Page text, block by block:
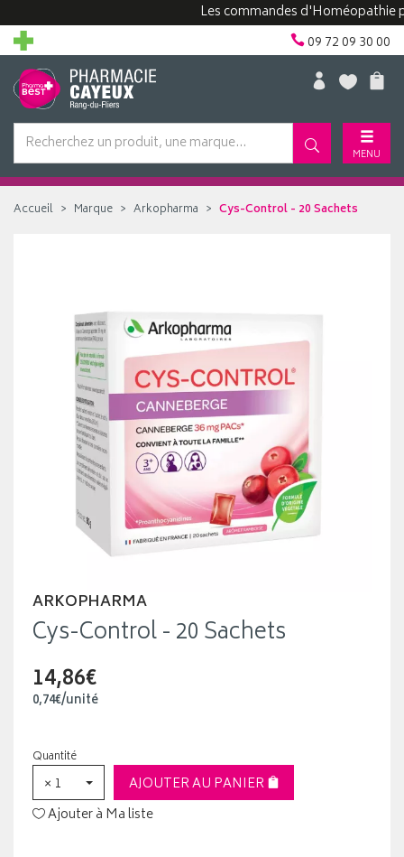
Les commandes d'Homéopathie
09 72 09 30 00
MENU
Accueil Marque Arkopharma Cys-Control - 20 Sachets
ARKOPHARMA
Cys-Control - 20 Sachets
14,86€
0,74€/unité
Quantité
× 1
AJOUTER AU PANIER
Ajouter à Ma liste